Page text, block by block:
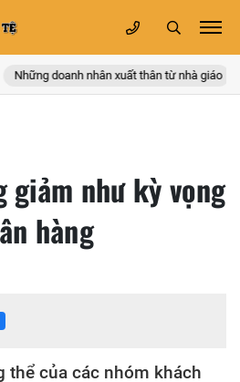
Những doanh nhân xuất thân từ nhà giáo
giảm như kỳ vọng
hàng
thể của các nhóm khách